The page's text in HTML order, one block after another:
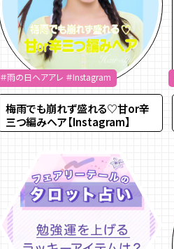
＃雨の日ヘアアレ ＃Instagram
梅雨でも崩れず盛れる♡甘or辛
三つ編みヘア【Instagram】